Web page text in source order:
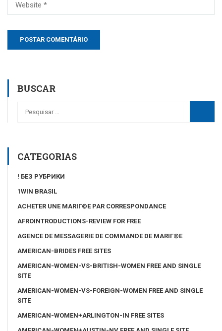
BUSCAR
CATEGORIAS
! БЕЗ РУБРИКИ
1WIN BRASIL
ACHETER UNE MARIГ©E PAR CORRESPONDANCE
AFROINTRODUCTIONS-REVIEW FOR FREE
AGENCE DE MESSAGERIE DE COMMANDE DE MARIГ©E
AMERICAN-BRIDES FREE SITES
AMERICAN-WOMEN-VS-BRITISH-WOMEN FREE AND SINGLE
SITE
AMERICAN-WOMEN-VS-FOREIGN-WOMEN FREE AND SINGLE
SITE
AMERICAN-WOMEN+ARLINGTON-IN FREE SITES